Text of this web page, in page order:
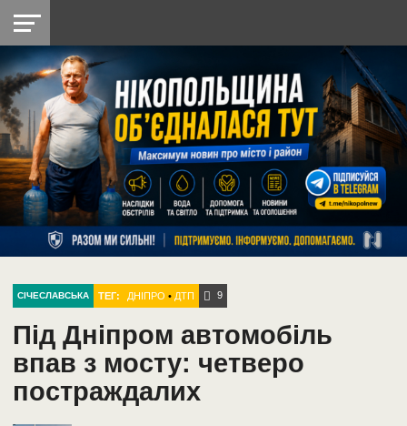
НІКОПОЛЬ
РАЙОН
СІЧЕСЛАВСЬКА
УКРАЇНА
РЕТРО
НІКОПОЛЬ
ЛАЙТ
УКРАЇНА
ДОПОМОГА
РАДІО
СІЧЕСЛАВСЬКА ТЕГ: ДНІПРО • ДТП 9
Під Дніпром автомобіль
впав з мосту: четверо
постраждалих